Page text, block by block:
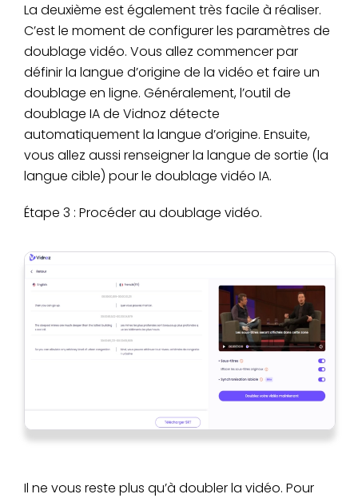
La deuxième est également très facile à réaliser.
C’est le moment de configurer les paramètres de
doublage vidéo. Vous allez commencer par
définir la langue d’origine de la vidéo et faire un
doublage en ligne. Généralement, l’outil de
doublage IA de Vidnoz détecte
automatiquement la langue d’origine. Ensuite,
vous allez aussi renseigner la langue de sortie (la
langue cible) pour le doublage vidéo IA.
Étape 3 : Procéder au doublage vidéo.
Il ne vous reste plus qu’à doubler la vidéo. Pour